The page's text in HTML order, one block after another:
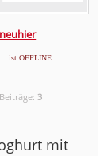
neuhier
... ist OFFLINE
Beiträge:3
mit